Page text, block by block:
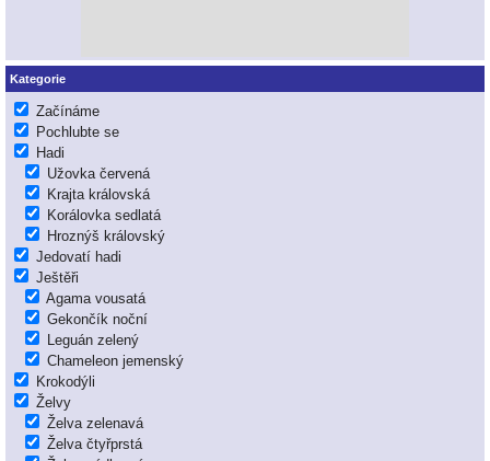
Kategorie
Začínáme
Pochlubte se
Hadi
Užovka červená
Krajta královská
Korálovka sedlatá
Hroznýš královský
Jedovatí hadi
Ještěři
Agama vousatá
Gekončík noční
Leguán zelený
Chameleon jemenský
Krokodýli
Želvy
Želva zelenavá
Želva čtyřprstá